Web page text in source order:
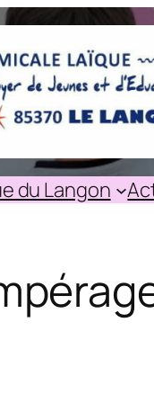
du Langon